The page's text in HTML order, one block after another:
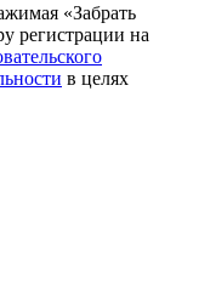
«Забрать
регистрации на
в целях